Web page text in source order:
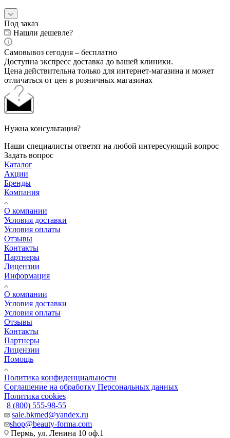
Под заказ
Нашли дешевле?
Самовывоз сегодня – бесплатно
Доступна экспресс доставка до вашей клиники.
Цена действительна только для интернет-магазина и может
отличаться от цен в розничных магазинах
Нужна консультация?
Наши специалисты ответят на любой интересующий вопрос
Задать вопрос
Каталог
Акции
Бренды
Компания
О компании
Условия доставки
Условия оплаты
Отзывы
Контакты
Партнеры
Лицензии
Информация
О компании
Условия доставки
Условия оплаты
Отзывы
Контакты
Партнеры
Лицензии
Помощь
Политика конфиденциальности
Соглашение на обработку Персональных данных
Политика cookies
8 (800) 555-98-55
sale.bkmed@yandex.ru
shop@beauty-forma.com
Пермь, ул. Ленина 10 оф.1